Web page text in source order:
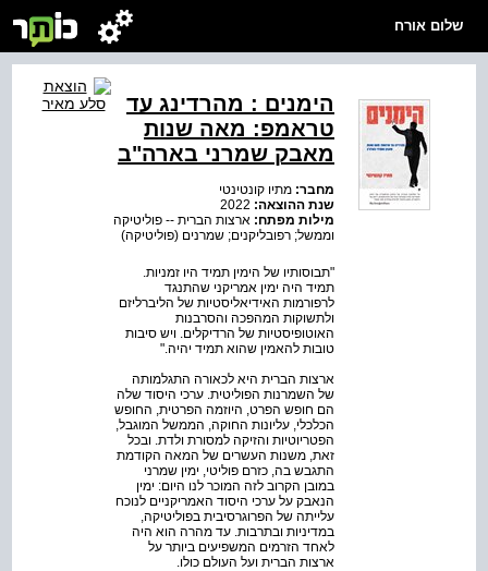
שלום אורח
הימנים : מהרדינג עד
טראמפ: מאה שנות
מאבק שמרני בארה"ב
מחבר: מתיו קונטינטי
שנת ההוצאה:
מילות מפתח: ארצות הברית -- פוליטיקה
וממשל; רפובליקנים; שמרנים (פוליטיקה)
"תבוסותיו של הימין תמיד היו זמניות.
תמיד היה ימין אמריקני שהתנגד
לרפורמות האידיאליסטיות של הליברליזם
ולתשוקות המהפכה והסרבנות
האוטופיסטיות של הרדיקלים. ויש סיבות
טובות להאמין שהוא תמיד יהיה."
ארצות הברית היא לכאורה התגלמותה
של השמרנות הפוליטית. ערכי היסוד שלה
הם חופש הפרט, היוזמה הפרטית, החופש
הכלכלי, עליונות החוקה, הממשל המוגבל,
הפטריוטיות והזיקה למסורת ולדת. ובכל
זאת, משנות העשרים של המאה הקודמת
התגבש בה, כזרם פוליטי, ימין שמרני
במובן הקרוב לזה המוכר לנו היום: ימין
הנאבק על ערכי היסוד האמריקניים לנוכח
עלייתה של הפרוגרסיבית בפוליטיקה,
במדיניות ובתרבות. עד מהרה הוא היה
לאחד הזרמים המשפיעים ביותר על
ארצות הברית ועל העולם כולו.